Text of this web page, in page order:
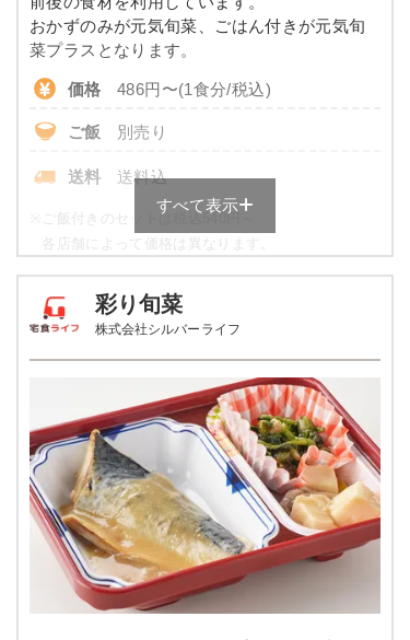
おかずのみが元気旬菜、ごはん付きが元気旬
菜プラスとなります。
価格 486円〜(1食分/税込)
ご飯 別売り
送料 送料込
※
ご飯付きのセットは税込540円～
各店舗によって価格は異なります。
素例
品数 4～5品
カロリー 443kcal
塩分 1.9g
タンパク質 11.9g
脂質 8.6g
糖質 72.4g
すべて表示
彩り旬菜
株式会社シルバーライフ